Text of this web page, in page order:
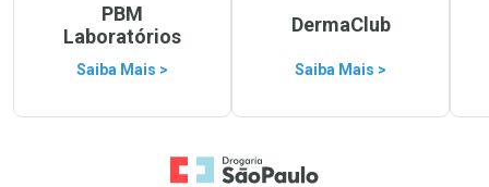
PBM
Laboratórios
Saiba Mais >
DermaClub
Saiba Mais >
Ir para a Home